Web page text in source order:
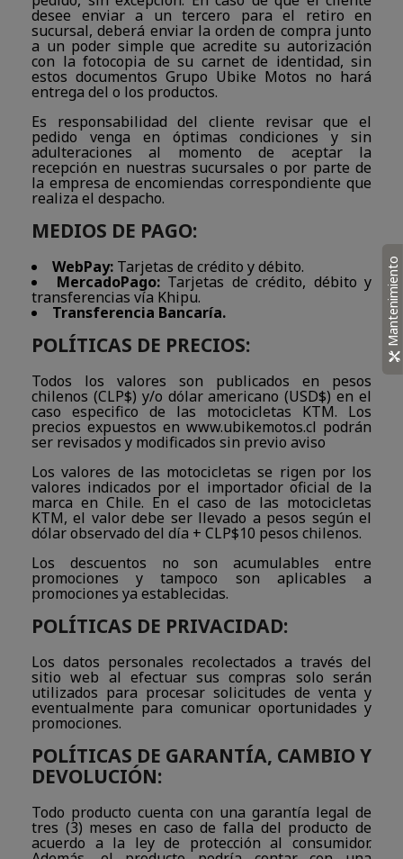
desee enviar a un tercero para el retiro en
sucursal, deberá enviar la orden de compra junto
a un poder simple que acredite su autorización
con la fotocopia de su carnet de identidad, sin
estos documentos Grupo Ubike Motos no hará
entrega del o los productos.
Es responsabilidad del cliente revisar que el
pedido venga en óptimas condiciones y sin
adulteraciones al momento de aceptar la
recepción en nuestras sucursales o por parte de
la empresa de encomiendas correspondiente que
realiza el despacho.
MEDIOS DE PAGO:
WebPay: Tarjetas de crédito y débito.
MercadoPago:Tarjetas de crédito, débito y
transferencias vía Khipu.
Transferencia Bancaría.
POLÍTICAS DE PRECIOS:
Todos los valores son publicados en pesos
chilenos (CLP$) y/o dólar americano (USD$) en el
caso especifico de las motocicletas KTM. Los
precios expuestos en www.ubikemotos.cl podrán
ser revisados y modificados sin previo aviso
Los valores de las motocicletas se rigen por los
valores indicados por el importador oficial de la
marca en Chile. En el caso de las motocicletas
KTM, el valor debe ser llevado a pesos según el
dólar observado del día + CLP$10 pesos chilenos.
Los descuentos no son acumulables entre
promociones y tampoco son aplicables a
promociones ya establecidas.
POLÍTICAS DE PRIVACIDAD:
Los datos personales recolectados a través del
sitio web al efectuar sus compras solo serán
utilizados para procesar solicitudes de venta y
eventualmente para comunicar oportunidades y
promociones.
POLÍTICAS DE GARANTÍA, CAMBIO Y
DEVOLUCIÓN:
Todo producto cuenta con una garantía legal de
tres (3) meses en caso de falla del producto de
acuerdo a la ley de protección al consumidor.
Mantenimiento